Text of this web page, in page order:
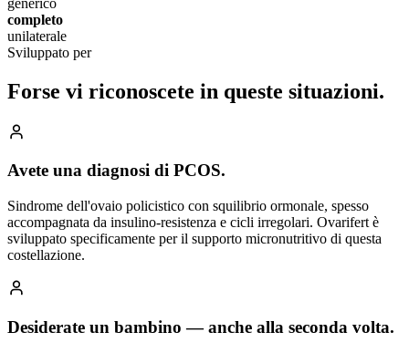
completo
unilaterale
Sviluppato per
Forse vi riconoscete in queste situazioni.
Avete una diagnosi di PCOS.
Sindrome dell'ovaio policistico con squilibrio ormonale, spesso
accompagnata da insulino-resistenza e cicli irregolari. Ovarifert è
sviluppato specificamente per il supporto micronutritivo di questa
costellazione.
Desiderate un bambino — anche alla seconda volta.